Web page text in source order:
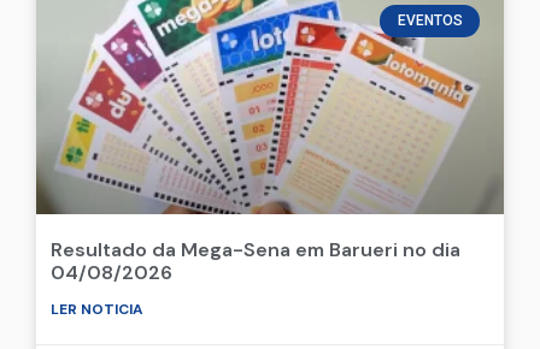
EVENTOS
Resultado da Mega-Sena em Barueri no dia
04/08/2026
LER NOTICIA